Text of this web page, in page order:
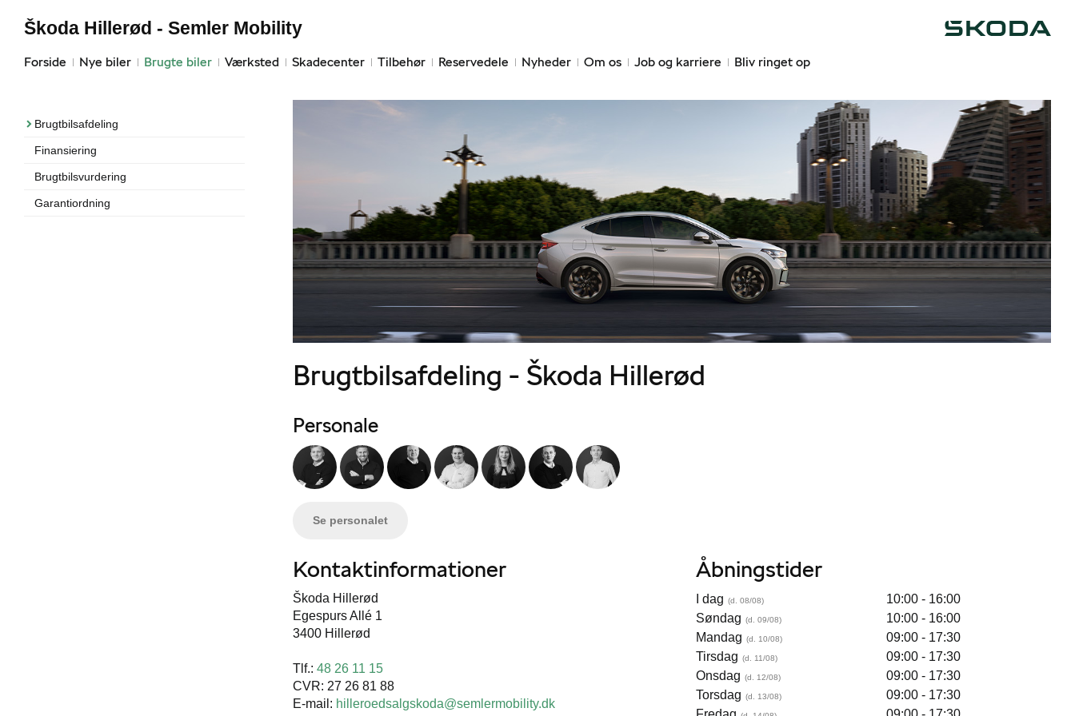
Forside Nye biler Brugte biler Værksted Skadecenter Tilbehør Reservedele Nyheder Om os Job og karriere Bliv ringet op
Škoda Hillerød - Semler Mobility
Brugtbilsafdeling
Finansiering
Brugtbilsvurdering
Garantiordning
Brugtbilsafdeling - Škoda Hillerød
Personale
Se personalet
Kontaktinformationer
Škoda Hillerød
Egespurs Allé 1
3400 Hillerød
Tlf.: 48 26 11 15
CVR: 27 26 81 88
E-mail: hilleroedsalgskoda@semlermobility.dk
Åbningstider
I dag
10:00 - 16:00
Søndag
10:00 - 16:00
Mandag
09:00 - 17:30
Tirsdag
09:00 - 17:30
Onsdag
09:00 - 17:30
Torsdag
09:00 - 17:30